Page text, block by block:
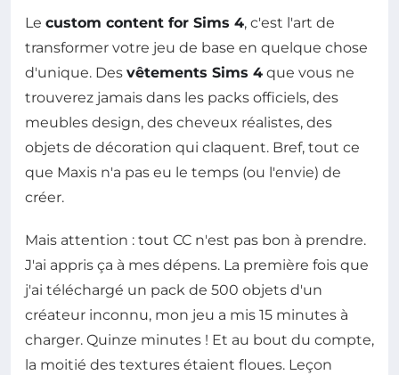
Le custom content for Sims 4, c'est l'art de
transformer votre jeu de base en quelque chose
d'unique. Des vêtements Sims 4 que vous ne
trouverez jamais dans les packs officiels, des
meubles design, des cheveux réalistes, des
objets de décoration qui claquent. Bref, tout ce
que Maxis n'a pas eu le temps (ou l'envie) de
créer.
Mais attention : tout CC n'est pas bon à prendre.
J'ai appris ça à mes dépens. La première fois que
j'ai téléchargé un pack de 500 objets d'un
créateur inconnu, mon jeu a mis 15 minutes à
charger. Quinze minutes ! Et au bout du compte,
la moitié des textures étaient floues. Leçon